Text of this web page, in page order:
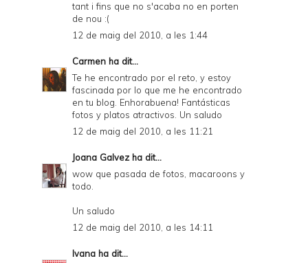
tant i fins que no s'acaba no en porten
de nou :(
12 de maig del 2010, a les 1:44
Carmen ha dit...
Te he encontrado por el reto, y estoy
fascinada por lo que me he encontrado
en tu blog. Enhorabuena! Fantásticas
fotos y platos atractivos. Un saludo
12 de maig del 2010, a les 11:21
Joana Galvez ha dit...
wow que pasada de fotos, macaroons y
todo.
Un saludo
12 de maig del 2010, a les 14:11
Ivana ha dit...